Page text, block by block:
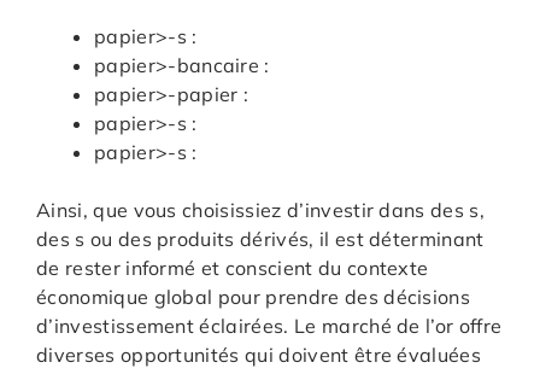
papier>-s :
papier>-bancaire :
papier>-papier :
papier>-s :
papier>-s :
Ainsi, que vous choisissiez d’investir dans des s,
des s ou des produits dérivés, il est déterminant
de rester informé et conscient du contexte
économique global pour prendre des décisions
d’investissement éclairées. Le marché de l’or offre
diverses opportunités qui doivent être évaluées